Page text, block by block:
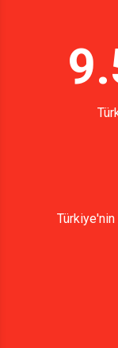
Türkiye'nin